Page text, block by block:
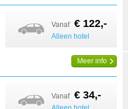
Vanaf € 122,-
Alleen hotel
Meer info
Vanaf € 34,-